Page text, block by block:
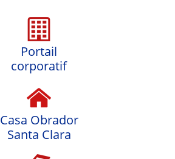
Portail
corporatif
Casa Obrador
Santa Clara